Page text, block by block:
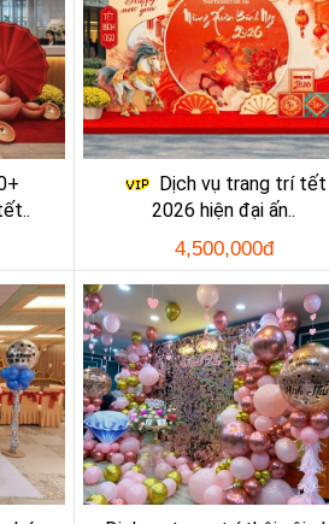
Dịch vụ trang trí tết
2026 hiện đại ấn..
4,500,000đ